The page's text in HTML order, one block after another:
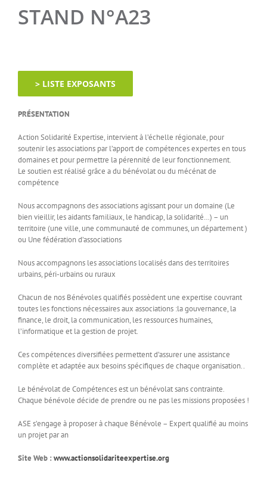
STAND N°A23
> LISTE EXPOSANTS
PRÉSENTATION
Action Solidarité Expertise, intervient à l’échelle régionale, pour
soutenir les associations par l’apport de compétences expertes en tous
domaines et pour permettre la pérennité de leur fonctionnement.
Le soutien est réalisé grâce a du bénévolat ou du mécénat de
compétence
Nous accompagnons des associations agissant pour un domaine (Le
bien vieillir, les aidants familiaux, le handicap, la solidarité…) – un
territoire (une ville, une communauté de communes, un département )
ou Une fédération d’associations
Nous accompagnons les associations localisés dans des territoires
urbains, péri-urbains ou ruraux
Chacun de nos Bénévoles qualifiés possèdent une expertise couvrant
toutes les fonctions nécessaires aux associations :la gouvernance, la
finance, le droit, la communication, les ressources humaines,
l’informatique et la gestion de projet.
Ces compétences diversifiées permettent d’assurer une assistance
complète et adaptée aux besoins spécifiques de chaque organisation..
Le bénévolat de Compétences est un bénévolat sans contrainte.
Chaque bénévole décide de prendre ou ne pas les missions proposées !
ASE s’engage à proposer à chaque Bénévole – Expert qualifié au moins
un projet par an
Site Web : www.actionsolidariteexpertise.org